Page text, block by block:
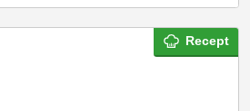
Recept